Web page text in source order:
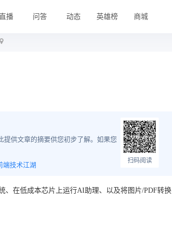
直播 问答 动态 英雄榜 商城
供文章的摘要供您初步了解。如果您
端技术江湖 扫码阅读
、在低成本芯片上运行AI助理、以及将图片/PDF转换